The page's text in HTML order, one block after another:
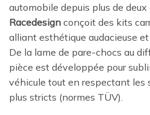
automobile depuis plus de deux
Racedesign conçoit des kits
alliant esthétique audacieuse
De la lame de pare-chocs au
pièce est développée pour
véhicule tout en respectant les
plus stricts (normes TÜV).